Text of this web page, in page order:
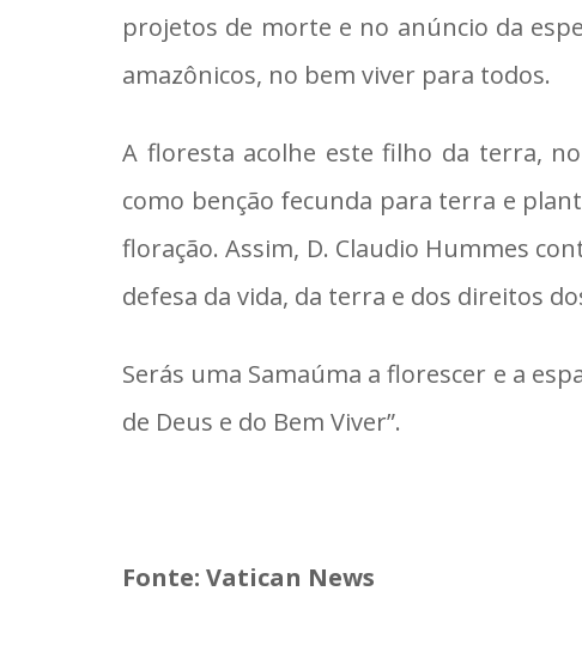
projetos de morte e no anúncio da
amazônicos, no bem viver para todos.
A floresta acolhe este filho da terra,
como benção fecunda para terra e
floração. Assim, D. Claudio Hummes
defesa da vida, da terra e dos direitos
Serás uma Samaúma a florescer e a
de Deus e do Bem Viver”.
Fonte: Vatican News